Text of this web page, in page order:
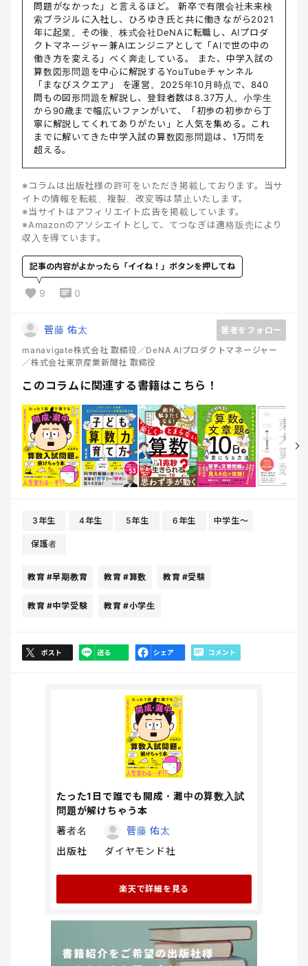
問題がなかった」と言えるほど。 新卒で有限会社未来検
索ブラジルに入社し、ひろゆき氏と共に働きながら2021
年に起業。その後、株式会社DeNAに転職し、AIプロダ
クトマネージャー兼AIエンジニアとして「AIで世の中の
働き方を変える」べく奔走している。 また、中学入試の
算数図形問題を中心に解説するYouTubeチャンネル
「まなびスクエア」 を運営。2025年10月時点で、840
問もの図形問題を解説し、登録者数は8.37万人。小学生
から90歳まで幅広いファンがいて、「初歩の初歩から丁
寧に解説してくれてありがたい」と人気を集める。これ
までに解いてきた中学入試の算数図形問題は、1万問を
超える。
※コラムは出版社様の許可をいただき掲載しております。当サ
イトの情報を転載、複製、改変等は禁止いたします。
※当サイトはアフィリエイト広告を掲載しています。
※Amazonのアソシエイトとして、てつなぎは適格販売により
収入を得ています。
記事の内容がよかったら「イイね！」ボタンを押してね
9 0
菅藤 佑太
著者をフォロー
manavigate株式会社 取締役／DeNA AIプロダクトマネージャー
／株式会社東京産業新聞社 取締役
このコラムに関連する書籍はこちら！
3年生 4年生 5年生 6年生 中学生〜
保護者
教育 #早期教育 教育 #算数 教育 #受験
教育 #中学受験 教育 #小学生
たった1日で誰でも開成・灘中の算数入試
問題が解けちゃう本
著者名
菅藤 佑太
出版社
ダイヤモンド社
楽天で詳細を見る